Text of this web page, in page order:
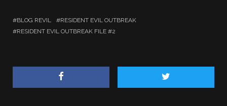
BLOG REVIL
RESIDENT EVIL OUTBREAK
RESIDENT EVIL OUTBREAK FILE #2